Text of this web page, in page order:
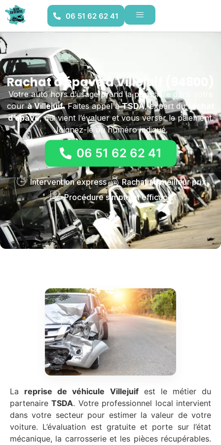
06 51 62 62 41
Rachat d'épave à Villejuif (94800)
Votre auto hors d’usage prend la poussière dans votre
courà Villejuif. Faites appel àTSDA, expert durachat
d’épave, qui vient l’évaluer et vous verser le paiement.
Joignez-le au numéro indiqué.
06 51 62 62 41
Intervention express
Rachat au meilleur prix
Procédure simple et efficace
La reprise de véhicule Villejuif est le métier du
partenaireTSDA. Votre professionnel local intervient
dans votre secteur pour estimer la valeur de votre
voiture. L’évaluation est gratuite et porte sur l’état
mécanique, la carrosserie et les pièces récupérables.